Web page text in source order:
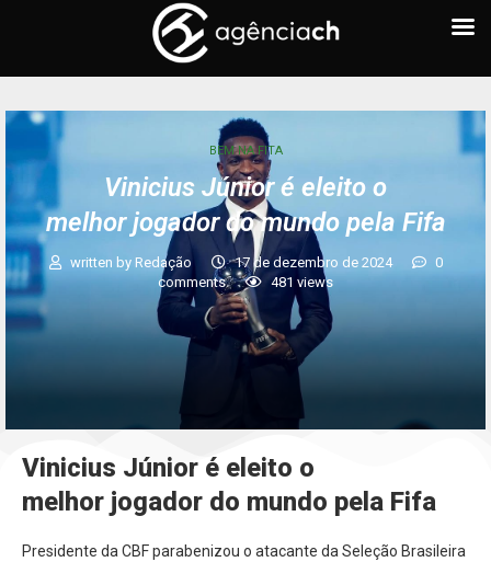
BEM NA FITA
Vinicius Júnior é eleito o
melhor jogador do mundo pela Fifa
written by Redação 17 de dezembro de 2024
0
comments
481 views
Vinicius Júnior é eleito o
melhor jogador do mundo pela Fifa
Presidente da CBF parabenizou o atacante da Seleção Brasileira